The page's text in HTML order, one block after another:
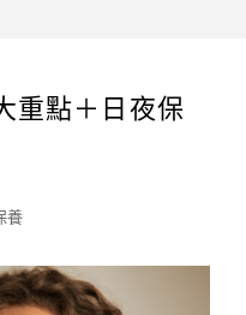
重點＋日夜保
養